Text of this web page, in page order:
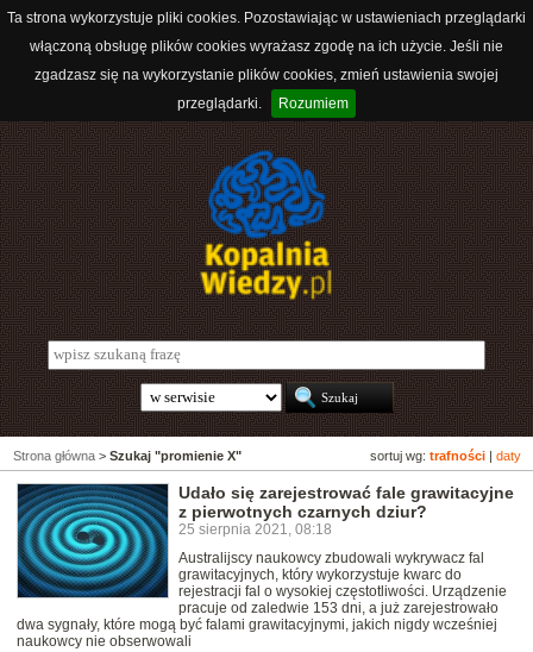
Ta strona wykorzystuje pliki cookies. Pozostawiając w ustawieniach przeglądarki
włączoną obsługę plików cookies wyrażasz zgodę na ich użycie. Jeśli nie
zgadzasz się na wykorzystanie plików cookies, zmień ustawienia swojej
przeglądarki.
Rozumiem
sortuj wg: trafności daty
Strona główna > Szukaj "promienie X"
Udało się zarejestrować fale grawitacyjne
z pierwotnych czarnych dziur?
25 sierpnia 2021, 08:18
Australijscy naukowcy zbudowali wykrywacz fal
grawitacyjnych, który wykorzystuje kwarc do
rejestracji fal o wysokiej częstotliwości. Urządzenie
pracuje od zaledwie 153 dni, a już zarejestrowało
dwa sygnały, które mogą być falami grawitacyjnymi, jakich nigdy wcześniej
naukowcy nie obserwowali